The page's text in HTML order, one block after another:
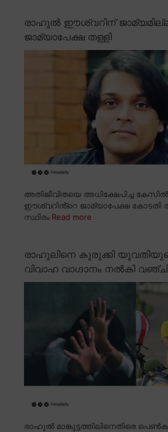
രാഹുൽ ഈശ്വറിന്
ജാമ്യാപേക്ഷ തള്ളി
അതിജീവിതയെ അധിക്ഷേപിച്ച
ഈശ്വറിൻ്റെ ജാമ്യാപേക്ഷ കോടതി
സ്ഥിരം Read more
രാഹുലിനെ കുരുക്കി
വിവാഹ വാഗ്ദാനം നൽകി
രാഹുൽ മാങ്കൂട്ടത്തിലിനെതിരെ